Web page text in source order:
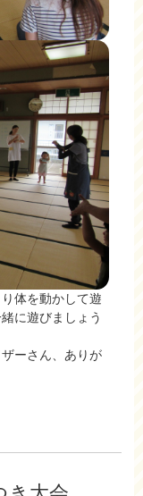
体を動かして遊
に遊びましょう
ーさん、ありが